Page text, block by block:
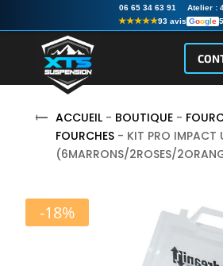
06 65 34 63 91 Atelier :
★★★★★93 avis Google
ACCUEIL - BOUTIQUE -
FOURCHES - KIT PRO IMPACT
(6MARRONS/2ROSES/
-18%